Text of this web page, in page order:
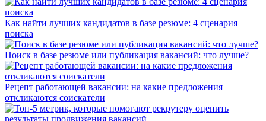
Как найти лучших кандидатов в базе резюме: 4 сценария
поиска
Поиск в базе резюме или публикация вакансий: что лучше?
Рецепт работающей вакансии: на какие предложения
откликаются соискатели